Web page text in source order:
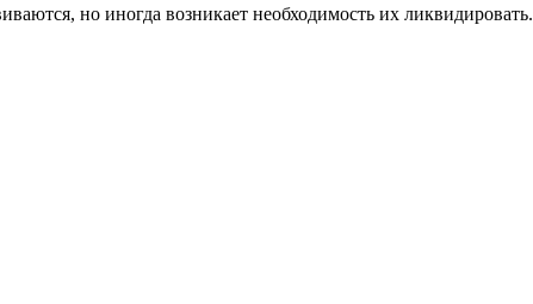
но иногда возникает необходимость их ликвидировать.